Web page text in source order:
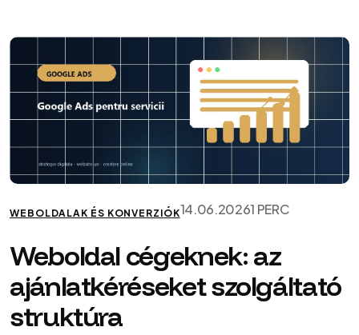
WEBOLDALAK ÉS KONVERZIÓK14.06.20261 PERC
Weboldal cégeknek: az
ajánlatkéréseket szolgáltató
struktúra